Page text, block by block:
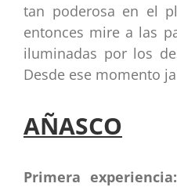
tan poderosa en el
entonces mire a las
iluminadas por los
Desde ese momento
AÑASCO
Primera experiencia: